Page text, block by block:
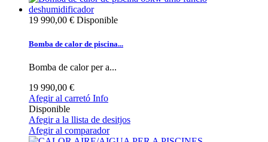
19 990,00 € Disponible
Bomba de calor de piscina...
Bomba de calor per a...
19 990,00 €
Afegir al carretó Info
Disponible
Afegir a la llista de desitjos
Afegir al comparador